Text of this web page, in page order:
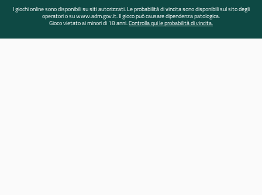
I giochi online sono disponibili su siti autorizzati. Le probabilità di vincita sono disponibili sul sito degli
operatori o su www.adm.gov.it. Il gioco può causare dipendenza patologica.
Gioco vietato ai minori di 18 anni.Controlla qui le probabilità di vincita.